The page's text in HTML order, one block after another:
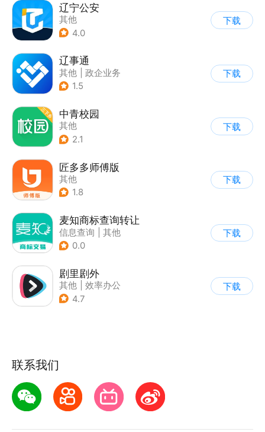
辽宁公安
其他
4.0
下载
辽事通
其他
政企业务
1.5
下载
中青校园
其他
2.1
下载
匠多多师傅版
其他
1.8
下载
麦知商标查询转让
信息查询
其他
0.0
下载
剧里剧外
其他
效率办公
4.7
下载
联系我们